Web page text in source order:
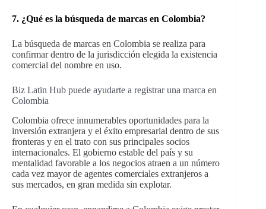
7. ¿Qué es la búsqueda de marcas en Colombia?
La búsqueda de marcas en Colombia se realiza para
confirmar dentro de la jurisdicción elegida la existencia
comercial del nombre en uso.
Biz Latin Hub puede ayudarte a registrar una marca en
Colombia
Colombia ofrece innumerables oportunidades para la
inversión extranjera y el éxito empresarial dentro de sus
fronteras y en el trato con sus principales socios
internacionales. El gobierno estable del país y su
mentalidad favorable a los negocios atraen a un número
cada vez mayor de agentes comerciales extranjeros a
sus mercados, en gran medida sin explotar.